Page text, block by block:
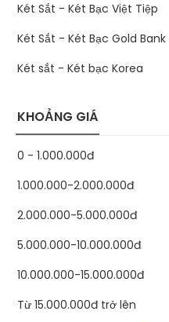
Két Sắt - Két Bạc Việt Tiệp
Két Sắt - Két Bạc Gold Bank
Két sắt - Két bạc Korea
KHOẢNG GIÁ
0 - 1.000.000đ
1.000.000-2.000.000đ
2.000.000-5.000.000đ
5.000.000-10.000.000đ
10.000.000-15.000.000đ
Từ 15.000.000đ trở lên